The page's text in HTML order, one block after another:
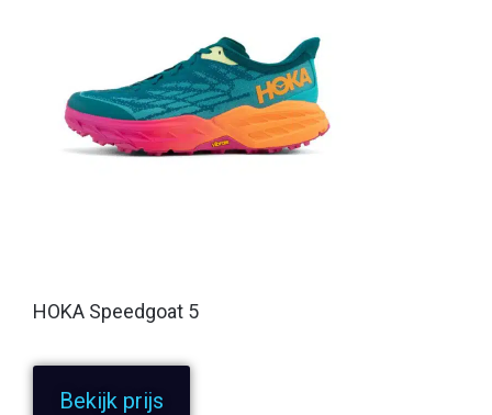
HOKA Speedgoat 5
Bekijk prijs